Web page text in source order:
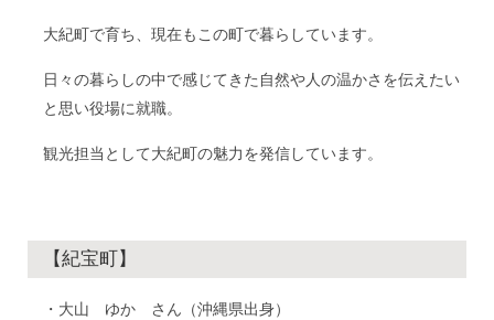
大紀町で育ち、現在もこの町で暮らしています。
日々の暮らしの中で感じてきた自然や人の温かさを伝えたい
と思い役場に就職。
観光担当として大紀町の魅力を発信しています。
【紀宝町】
・大山 ゆか さん（沖縄県出身）